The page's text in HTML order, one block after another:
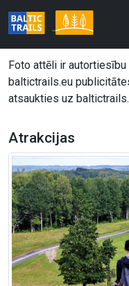
Foto attēli ir
baltictrails.eu
atsaukties uz
Atrakcijas